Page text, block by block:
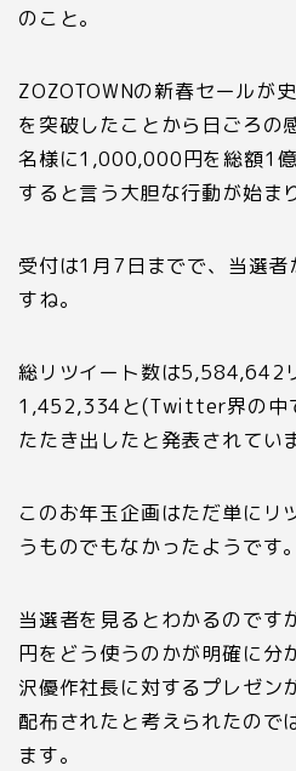
のこと。
ZOZOTOWNの新春セールが
を突破したことから日ごろの
名様に1 ,000,000円を総額1
すると言う大胆な行動が始ま
受付は1 月7日までで、当選
すね。
総リツイート数は5,584,642
1 ,452,334と(Twitter界の中
たたき出したと発表されてい
このお年玉企画はただ単にリ
うものでもなかったようです。
当選者を見るとわかるのです
円をどう使うのかが明確に分
沢優作社長に対するプレゼン
配布されたと考えられたので
ます。